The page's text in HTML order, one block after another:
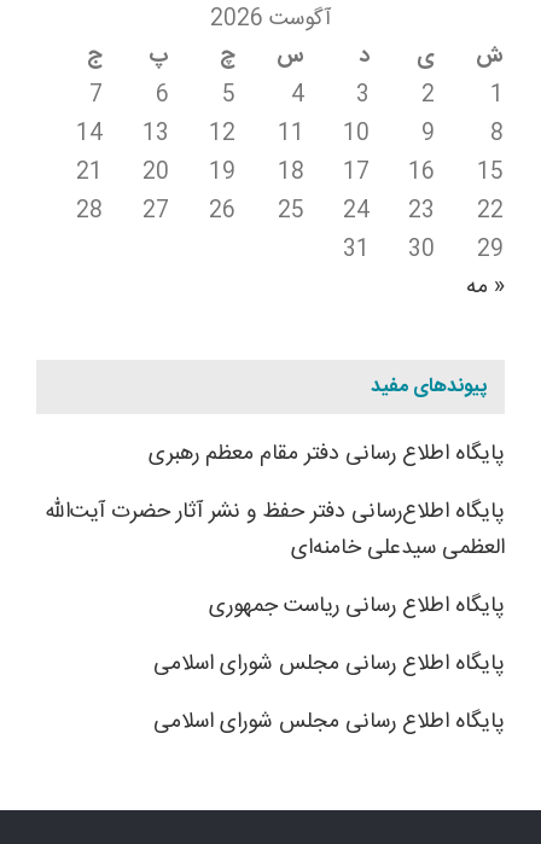
آگوست 2026
ش
ی د س چ پ
ج
1
2
3
4
5
6
7
8
9
10
11
12
13
14
15
16
17
18
19
20
21
22
23
24
25
26
27
28
29
30
31
« مه
پیوندهای مفید
پایگاه اطلاع رسانی دفتر مقام معظم رهبری
پایگاه اطلاع‌رسانی دفتر حفظ و نشر آثار حضرت آیت‌الله
العظمی سیدعلی خامنه‌ای
پایگاه اطلاع رسانی ریاست جمهوری
پایگاه اطلاع رسانی مجلس شورای اسلامی
پایگاه اطلاع رسانی مجلس شورای اسلامی